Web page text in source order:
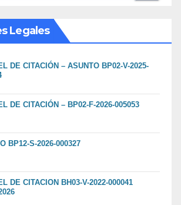
Legales
DE CITACIÓN – ASUNTO BP02-V-2025-
DE CITACIÓN – BP02-F-2026-005053
BP12-S-2026-000327
DE CITACION BH03-V-2022-000041